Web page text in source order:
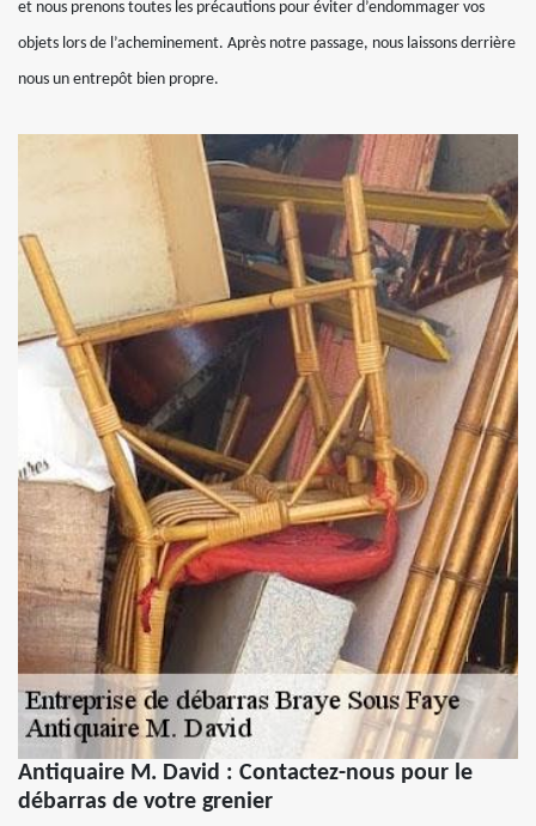
et nous prenons toutes les précautions pour éviter d’endommager vos
objets lors de l’acheminement. Après notre passage, nous laissons derrière
nous un entrepôt bien propre.
Antiquaire M. David : Contactez-nous pour le
débarras de votre grenier